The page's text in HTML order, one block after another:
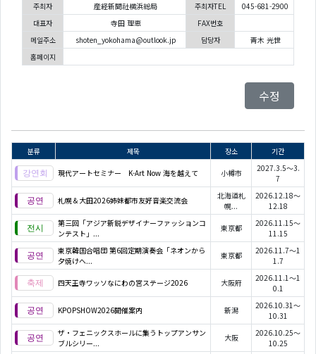
주최자
産経新聞社横浜総局 주최자TEL
045-681-2900
대표자
寺田 理恵
FAX번호
메일주소
shoten_yokohama@outlook.jp 담당자
青木 光世
홈페이지
수정
분류 제목 장소 기간
現代アートセミナー K-Art Now 海を越えて 小樽市
2027.3.5～3.
7
札幌＆大田2026姉妹都市友好音楽交流会
北海道札
幌...
2026.12.18～
12.18
第三回「アジア新鋭デザイナーファッションコ
ンテスト」...
東京都
2026.11.15～
11.15
東京韓国合唱団 第6回定期演奏会「ネオンから
夕焼けへ...
東京都
2026.11.7～1
1.7
四天王寺ワッソなにわの宮ステージ2026 大阪府
2026.11.1～1
0.1
KPOPSHOW2026開催案内 新潟
2026.10.31～
10.31
ザ・フェニックスホールに集うトップアンサン
ブルシリー...
大阪
2026.10.25～
10.25